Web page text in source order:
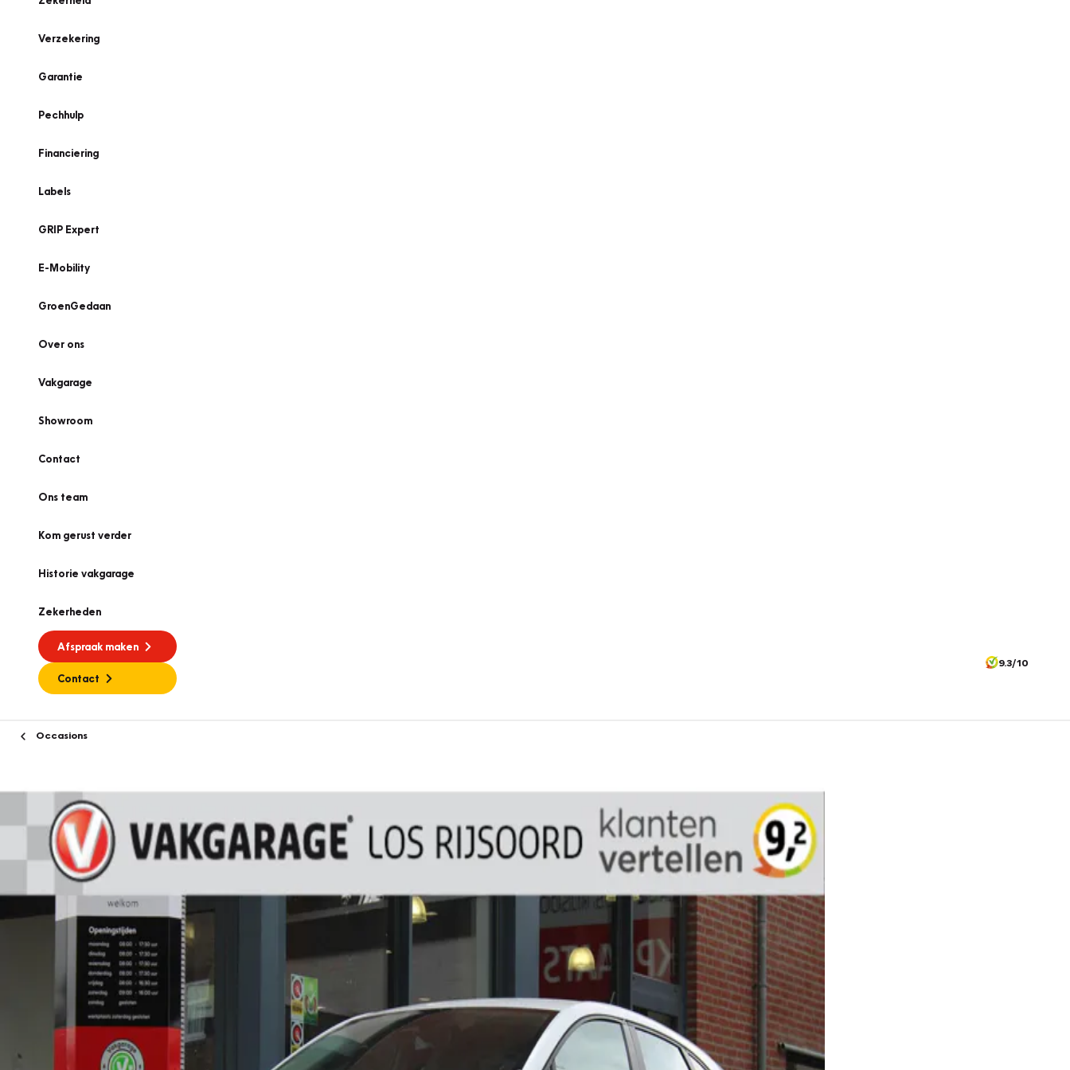
Verzekering
Garantie
Pechhulp
Financiering
Labels
GRIP Expert
E-Mobility
GroenGedaan
Over ons
Vakgarage
Showroom
Contact
Ons team
Kom gerust verder
Historie vakgarage
Zekerheden
Afspraak maken
Contact
9.3/10
Occasions